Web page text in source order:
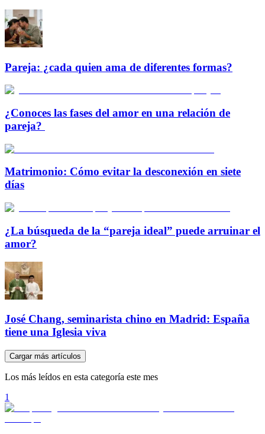
Pareja: ¿cada quien ama de diferentes formas?
¿Conoces las fases del amor en una relación de
pareja?
Matrimonio: Cómo evitar la desconexión en siete
días
¿La búsqueda de la “pareja ideal” puede arruinar el
amor?
José Chang, seminarista chino en Madrid: España
tiene una Iglesia viva
Cargar más artículos
Los más leídos en esta categoría este mes
1